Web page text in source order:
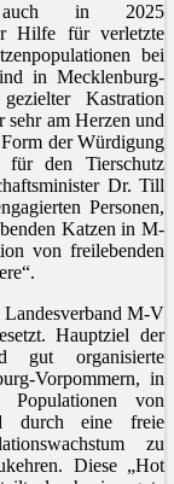
auch in 2025
Hilfe für verletzte
bei
in Mecklenburg-
Kastration
sehr am Herzen und
der Würdigung
den Tierschutz
Dr. Till
Personen,
Katzen in M-
von freilebenden
Landesverband M-V
Hauptziel der
gut organisierte
Vorpommern, in
Populationen von
durch eine freie
zu
Diese „Hot